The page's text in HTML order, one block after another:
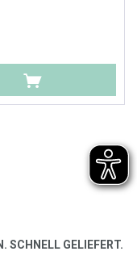
SCHNELL GELIEFERT.